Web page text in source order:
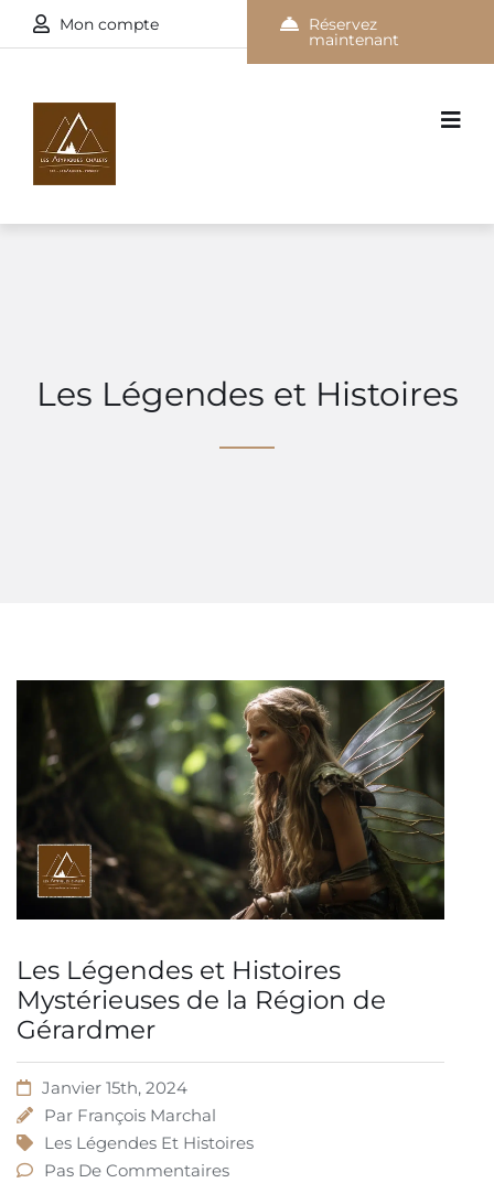
Mon compte Réservez
maintenant
Les Légendes et Histoires
Les Légendes et Histoires
Mystérieuses de la Région de
Gérardmer
Janvier 15th, 2024
Par François Marchal
Les Légendes Et Histoires
Pas De Commentaires